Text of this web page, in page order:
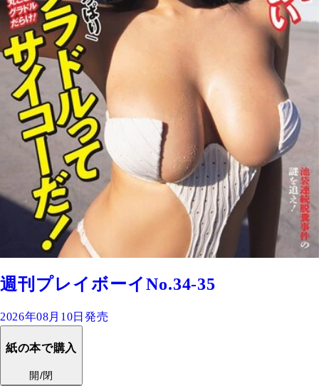
週刊プレイボーイNo.34-35
2026年08月10日発売
紙の本で購入
開/閉